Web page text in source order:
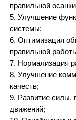
правильной
5. Улучшение
системы;
6. Оптимизация
правильной
7. Нормализация
8. Улучшение
качеств;
9. Развитие силы,
движений;